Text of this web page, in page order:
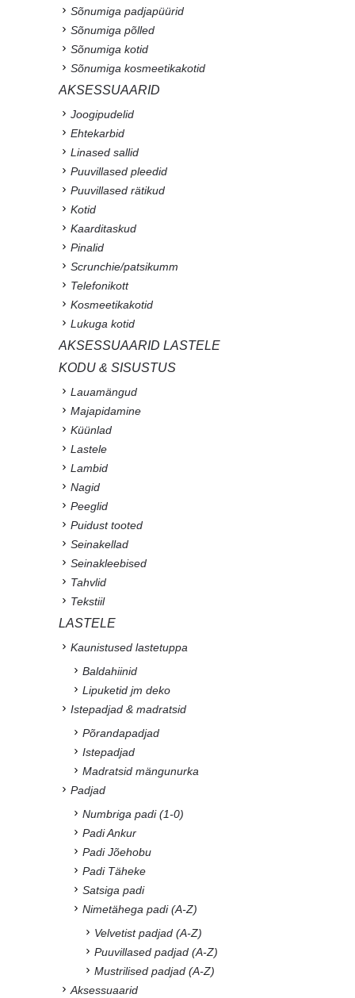
Sõnumiga padjapüürid
Sõnumiga põlled
Sõnumiga kotid
Sõnumiga kosmeetikakotid
AKSESSUAARID
Joogipudelid
Ehtekarbid
Linased sallid
Puuvillased pleedid
Puuvillased rätikud
Kotid
Kaarditaskud
Pinalid
Scrunchie/patsikumm
Telefonikott
Kosmeetikakotid
Lukuga kotid
AKSESSUAARID LASTELE
KODU & SISUSTUS
Lauamängud
Majapidamine
Küünlad
Lastele
Lambid
Nagid
Peeglid
Puidust tooted
Seinakellad
Seinakleebised
Tahvlid
Tekstiil
LASTELE
Kaunistused lastetuppa
Baldahiinid
Lipuketid jm deko
Istepadjad & madratsid
Põrandapadjad
Istepadjad
Madratsid mängunurka
Padjad
Numbriga padi (1-0)
Padi Ankur
Padi Jõehobu
Padi Täheke
Satsiga padi
Nimetähega padi (A-Z)
Velvetist padjad (A-Z)
Puuvillased padjad (A-Z)
Mustrilised padjad (A-Z)
Aksessuaarid